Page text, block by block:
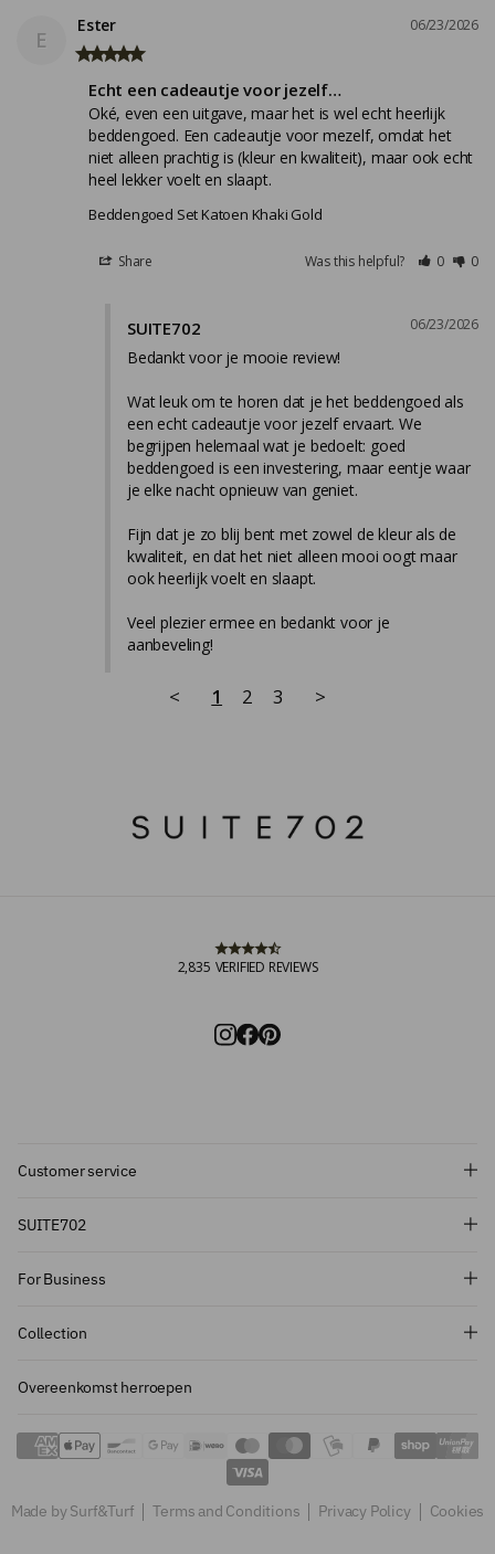
Subscribe and get 10% off!
Want to stay informed about the latest
off on your first order.
E
06/23/2026
Ester
Echt een cadeautje voor jezelf…
Oké, even een uitgave, maar het is wel echt heerlijk
beddengoed. Een cadeautje voor mezelf, omdat het
niet alleen prachtig is (kleur en kwaliteit), maar ook echt
heel lekker voelt en slaapt.
Beddengoed Set Katoen Khaki Gold
Share Was this helpful? 0 0
06/23/2026
SUITE702
Bedankt voor je mooie review!
Wat leuk om te horen dat je het beddengoed als
een echt cadeautje voor jezelf ervaart. We
begrijpen helemaal wat je bedoelt: goed
beddengoed is een investering, maar eentje waar
je elke nacht opnieuw van geniet.
Fijn dat je zo blij bent met zowel de kleur als de
kwaliteit, en dat het niet alleen mooi oogt maar
ook heerlijk voelt en slaapt.
Veel plezier ermee en bedankt voor je
aanbeveling!
< 1 2 3 >
Customer service
SUITE702
For Business
Collection
Overeenkomst herroepen
2,835 VERIFIED REVIEWS
Made by Surf&Turf Terms and Conditions Privacy Policy Cookies